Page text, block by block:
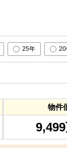
25年 20
物件